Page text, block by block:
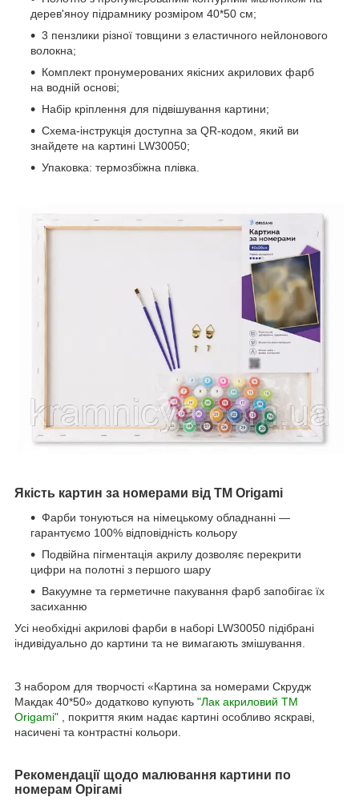
дерев'яноу підрамнику розміром 40*50 см;
3 пензлики різної товщини з еластичного нейлонового
волокна;
Комплект пронумерованих якісних акрилових фарб
на водній основі;
Набір кріплення для підвішування картини;
Схема-інструкція доступна за QR-кодом, який ви
знайдете на картині LW30050;
Упаковка: термозбіжна плівка.
Якість картин за номерами від ТМ Origami
Фарби тонуються на німецькому обладнанні —
гарантуємо 100% відповідність кольору
Подвійна пігментація акрилу дозволяє перекрити
цифри на полотні з першого шару
Вакуумне та герметичне пакування фарб запобігає їх
засиханню
Усі необхідні акрилові фарби в наборі LW30050 підібрані
індивідуально до картини та не вимагають змішування.
З набором для творчості «Картина за номерами Скрудж
Макдак 40*50» додатково купують "Лак акриловий ТМ
Origami" , покриття яким надає картині особливо яскраві,
насичені та контрастні кольори.
Рекомендації щодо малювання картини по
номерам Орігамі